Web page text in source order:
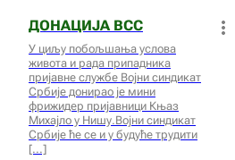
ДОНАЦИЈА ВСС
У циљу побољшања услова
живота и рада припадника
пријавне службе Војни синдикат
Србије донирао је мини
фрижидер пријавници Књаз
Михајло у Нишу.Војни синдикат
Србије ће се и у будуће трудити